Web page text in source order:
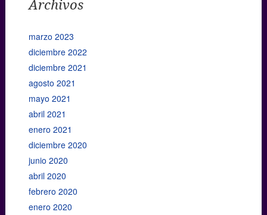
Archivos
marzo 2023
diciembre 2022
diciembre 2021
agosto 2021
mayo 2021
abril 2021
enero 2021
diciembre 2020
junio 2020
abril 2020
febrero 2020
enero 2020